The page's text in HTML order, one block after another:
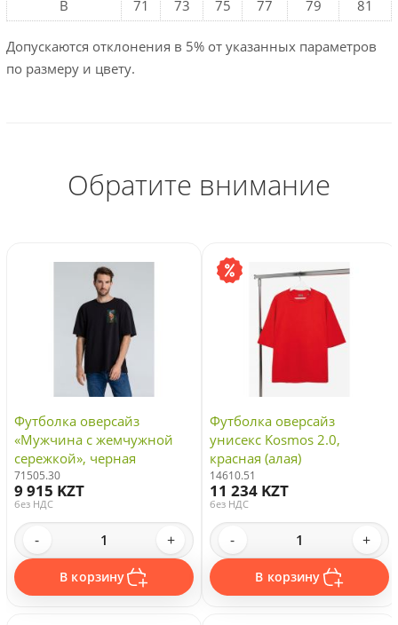
B 71 73 75 77 79 81
Допускаются отклонения в 5% от указанных параметров
по размеру и цвету.
Обратите внимание
Футболка оверсайз
«Мужчина с жемчужной
сережкой», черная
71505.30
9 915 KZT
без НДС
- +
В корзину
Футболка оверсайз
унисекс Kosmos 2.0,
красная (алая)
14610.51
11 234 KZT
без НДС
- +
В корзину